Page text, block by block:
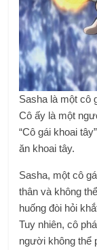
Sasha là một cô
Cô ấy là một
“Cô gái khoai
ăn khoai tây.
Sasha, một cô
thân và không
huống đòi hỏi
Tuy nhiên, cô
người không thể